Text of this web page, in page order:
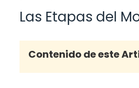
Las Etapas del
Contenido de este